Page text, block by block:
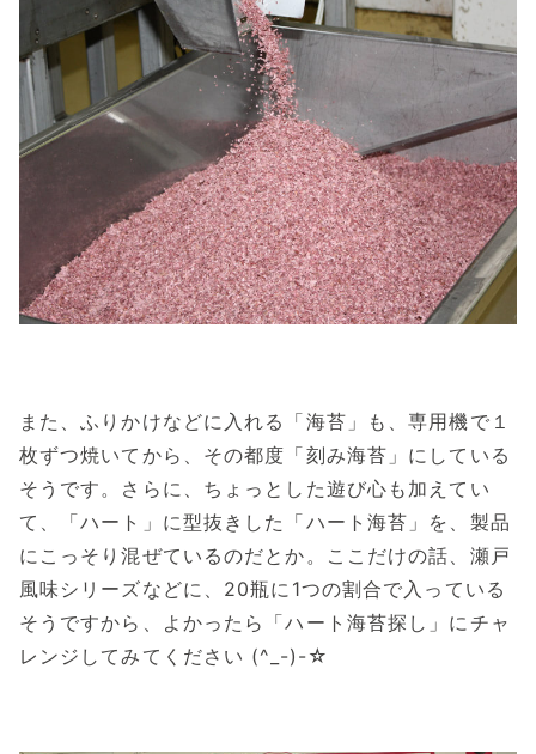
また、ふりかけなどに入れる「海苔」も、専用機で１
枚ずつ焼いてから、その都度「刻み海苔」にしている
そうです。さらに、ちょっとした遊び心も加えてい
て、「ハート」に型抜きした「ハート海苔」を、製品
にこっそり混ぜているのだとか。ここだけの話、瀬戸
風味シリーズなどに、20瓶に1つの割合で入っている
そうですから、よかったら「ハート海苔探し」にチャ
レンジしてみてください (^_-)-☆